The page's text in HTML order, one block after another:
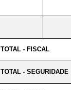
TOTAL - FISCAL
TOTAL - SEGURIDADE